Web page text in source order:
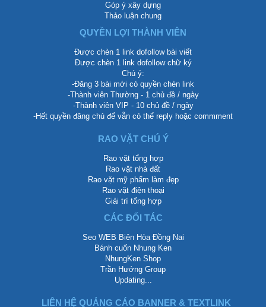
Góp ý xây dựng
Thảo luận chung
QUYỀN LỢI THÀNH VIÊN
Được chèn 1 link dofollow bài viết
Được chèn 1 link dofollow chữ ký
Chú ý:
-Đăng 3 bài mới có quyền chèn link
-Thành viên Thường - 1 chủ đề / ngày
-Thành viên VIP - 10 chủ đề / ngày
-Hết quyền đăng chủ để vẫn có thể reply hoặc commment
RAO VẶT CHÚ Ý
Rao vặt tổng hợp
Rao vặt nhà đất
Rao vặt mỹ phẩm làm đẹp
Rao vặt điện thoại
Giải trí tổng hợp
CÁC ĐỐI TÁC
Seo WEB Biên Hòa Đồng Nai
Bánh cuốn Nhung Ken
NhungKen Shop
Trần Hướng Group
Updating...
LIÊN HỆ QUẢNG CÁO BANNER & TEXTLINK